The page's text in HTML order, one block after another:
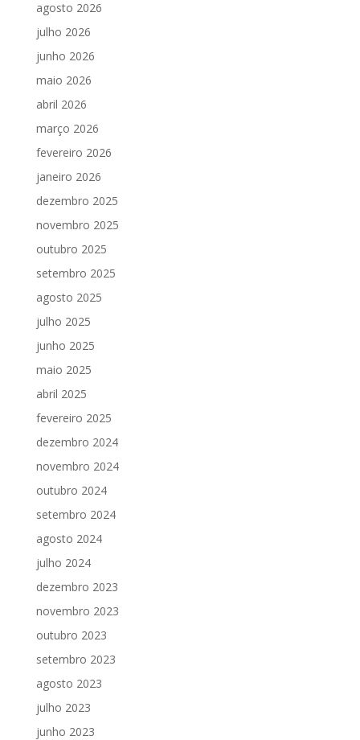
agosto 2026
julho 2026
junho 2026
maio 2026
abril 2026
março 2026
fevereiro 2026
janeiro 2026
dezembro 2025
novembro 2025
outubro 2025
setembro 2025
agosto 2025
julho 2025
junho 2025
maio 2025
abril 2025
fevereiro 2025
dezembro 2024
novembro 2024
outubro 2024
setembro 2024
agosto 2024
julho 2024
dezembro 2023
novembro 2023
outubro 2023
setembro 2023
agosto 2023
julho 2023
junho 2023